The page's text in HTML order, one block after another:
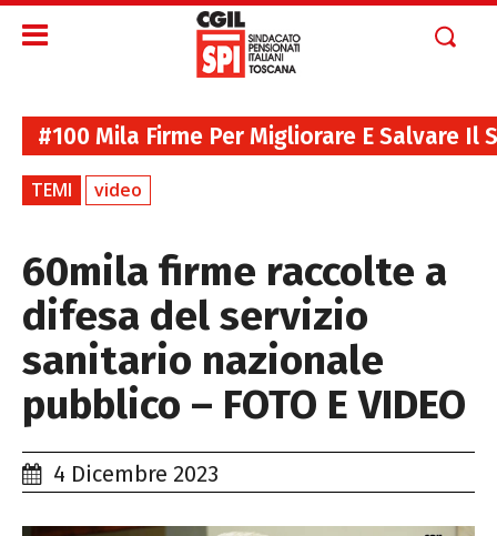
#100 Mila Firme Per Migliorare E Salvare Il
TEMI video
60mila firme raccolte a
difesa del servizio
sanitario nazionale
pubblico – FOTO E VIDEO
4 Dicembre 2023